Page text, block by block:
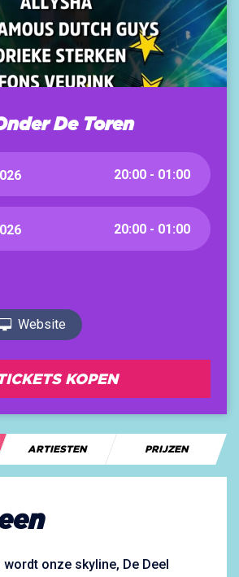
De Toren
20:00 - 01:00
20:00 - 01:00
Website
KOPEN
ARTIESTEN PRIJZEN
onze skyline, De Deel